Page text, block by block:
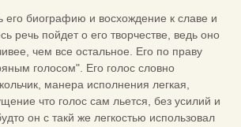
его биографию и восхождение к славе и
речь пойдет о его творчестве, ведь оно
чем все остальное. Его по праву
голосом". Его голос словно
манера исполнения легкая,
что голос сам льется, без усилий и
он с такй же легкостью использовал